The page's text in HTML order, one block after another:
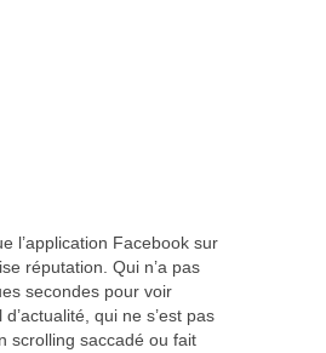
l’application Facebook sur
réputation. Qui n’a pas
secondes pour voir
qui ne s’est pas
scrolling saccadé ou fait